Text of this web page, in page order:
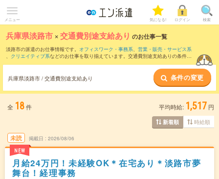
メニュー 気になる! ログイン 検索
兵庫県淡路市 ×交通費別途支給あり のお仕事一覧
淡路市の派遣のお仕事情報です。 オフィスワーク・事務系、 営業・販売・サービス系
、 クリエイティブ系などのお仕事を取り揃えています。交通費別途支給ありの条件の
兵庫県淡路市 / 交通費別途支給あり 条件の変更
全 18件 平均時給: 1,517 円
新着順 時給順
未読
NEW
掲載日 2026/08/06
月給24万円！未経験OK＊在宅あり＊淡路市夢
舞台！経理事務